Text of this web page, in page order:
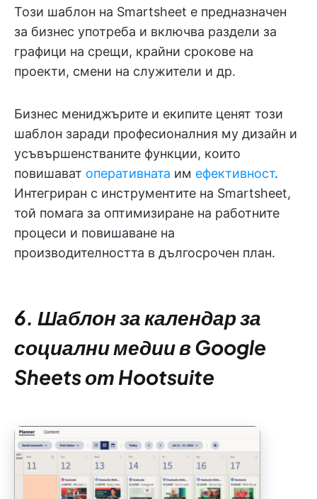
Този шаблон на Smartsheet е предназначен
за бизнес употреба и включва раздели за
графици на срещи, крайни срокове на
проекти, смени на служители и др.
Бизнес мениджърите и екипите ценят този
шаблон заради професионалния му дизайн и
усъвършенстваните функции, които
повишават оперативната им ефективност.
Интегриран с инструментите на Smartsheet,
той помага за оптимизиране на работните
процеси и повишаване на
производителността в дългосрочен план.
6. Шаблон за календар за
социални медии в Google
Sheets от Hootsuite